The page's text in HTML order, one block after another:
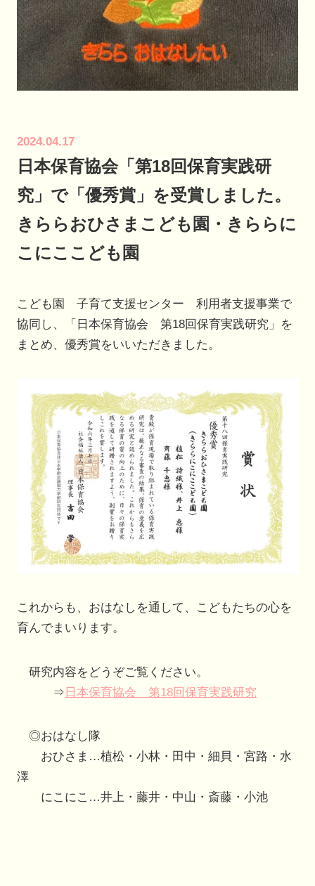
2024.04.17
日本保育協会「第18回保育実践研
究」で「優秀賞」を受賞しました。
きららおひさまこども園・きららに
こにここども園
こども園 子育て支援センター 利用者支援事業で
協同し、「日本保育協会 第18回保育実践研究」を
まとめ、優秀賞をいいただきました。
これからも、おはなしを通して、こどもたちの心を
育んでまいります。
研究内容をどうぞご覧ください。
⇒ 日本保育協会 第18回保育実践研究
◎おはなし隊
おひさま…植松・小林・田中・細貝・宮路・水
澤
にこにこ…井上・藤井・中山・斎藤・小池